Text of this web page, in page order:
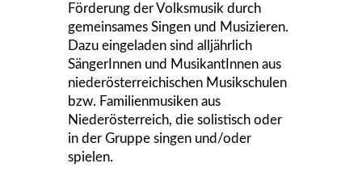
Förderung der Volksmusik durch
gemeinsames Singen und Musizieren.
Dazu eingeladen sind alljährlich
SängerInnen und MusikantInnen aus
niederösterreichischen Musikschulen
bzw. Familienmusiken aus
Niederösterreich, die solistisch oder
in der Gruppe singen und/oder
spielen.